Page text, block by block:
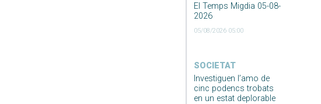
El Temps Migdia 05-08-
2026
05/08/2026 05:00
SOCIETAT
Investiguen l’amo de
cinc podencs trobats
en un estat deplorable